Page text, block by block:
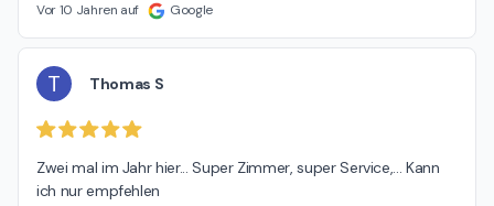
Vor 10 Jahren auf Google
T Thomas S
Zwei mal im Jahr hier... Super Zimmer, super Service,... Kann
ich nur empfehlen